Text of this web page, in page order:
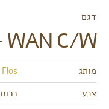
דגם
WAN C/W – צמודים
מותג
Flos
צבע
כרום